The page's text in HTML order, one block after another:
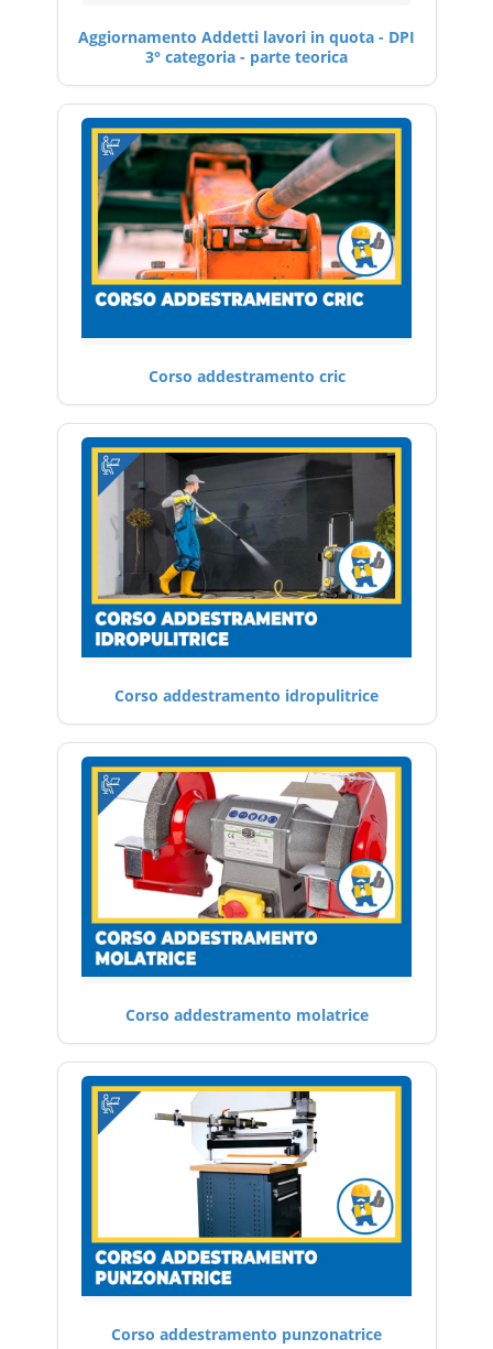
Aggiornamento Addetti lavori in quota - DPI
3° categoria - parte teorica
Corso addestramento cric
Corso addestramento idropulitrice
Corso addestramento molatrice
Corso addestramento punzonatrice